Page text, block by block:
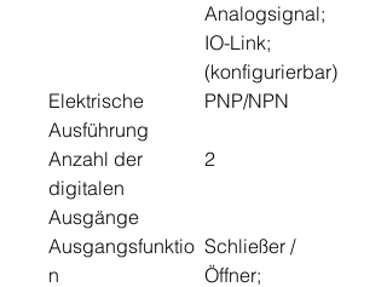
Analogsignal;
IO-Link;
(konfigurierbar)
Elektrische
Ausführung
PNP/NPN
Anzahl der
digitalen
Ausgänge
2
Ausgangsfunktio
n
Schließer /
Öffner;